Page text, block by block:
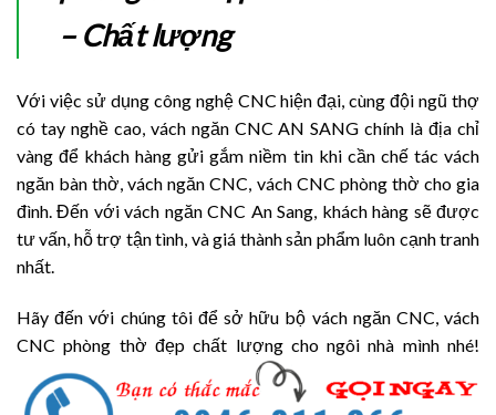
– Chất lượng
Với việc sử dụng công nghệ CNC hiện đại, cùng đội ngũ thợ
có tay nghề cao, vách ngăn CNC AN SANG chính là địa chỉ
vàng để khách hàng gửi gắm niềm tin khi cần chế tác vách
ngăn bàn thờ, vách ngăn CNC, vách CNC phòng thờ cho gia
đình. Đến với vách ngăn CNC An Sang, khách hàng sẽ được
tư vấn, hỗ trợ tận tình, và giá thành sản phẩm luôn cạnh tranh
nhất.
Hãy đến với chúng tôi để sở hữu bộ vách ngăn CNC, vách
CNC phòng thờ đẹp chất lượng cho ngôi nhà mình nhé!